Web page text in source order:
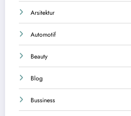
Arsitektur
Automotif
Beauty
Blog
Bussiness